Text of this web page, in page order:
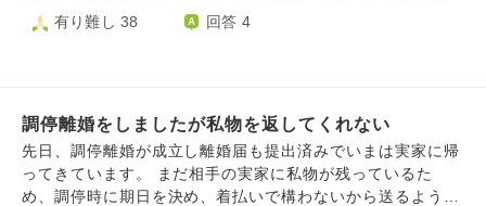
して正解だったのか分からなくなりました。 毎日毎日過去
は思いませんが、気持ちの整理がつかずにいます。 このま
ま生きて幸せになれるのか分からないから死にたいとも思い
ます。 相談できる人もいないのでこちらに相談させていた
だきました。 情けない私ですが宜しくお願い致します。
たご回答を参考に夫婦の在り方を模索してきました。しか
し、①私が「嫌だからやめてほしい」と伝えても無視され続
なかったと打ち明けたことから、離婚を決意しました。 離
婚が決まってから夫は人が変わったように家事をするように
なりましたが、私には「今さら遅い」という思いしかありま
せんでした。また、私が引っ越し準備を進める中で「子ども
有り難し 38 回答 4
調停離婚をしましたが私物を返してくれない
先日、調停離婚が成立し離婚届も提出済みでいまは実家に帰
ってきています。 まだ相手の実家に私物が残っているた
め、調停時に期日を決め、着払いで構わないから送るように